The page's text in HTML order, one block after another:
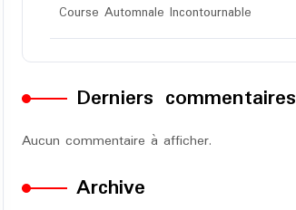
Course Automnale Incontournable
Derniers commentaires
Aucun commentaire à afficher.
Archive